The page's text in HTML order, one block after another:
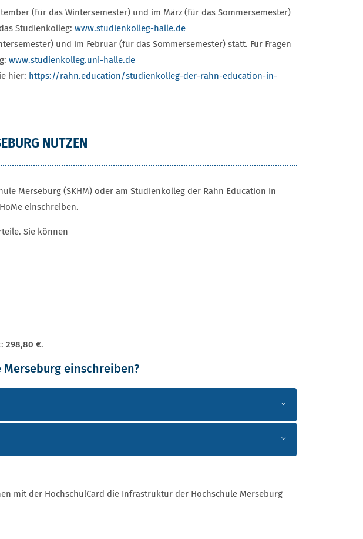
(für das Wintersemester) und im März (für das Sommersemester)
Studienkolleg: www.studienkolleg-halle.de
und im Februar (für das Sommersemester) statt. Für Fragen
www.studienkolleg.uni-halle.de
hier: https://rahn.education/studienkolleg-der-rahn-education-in-
NUTZEN
Merseburg (SKHM) oder am Studienkolleg der Rahn Education in
einschreiben.
Sie können
298,80 €.
einschreiben?
mit der HochschulCard die Infrastruktur der Hochschule Merseburg